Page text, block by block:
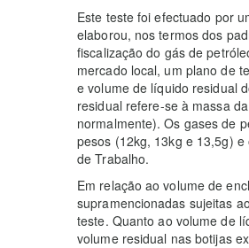
Este teste foi efectuado por
elaborou, nos termos dos
fiscalização do gás de
mercado local, um plano de
e volume de líquido residual
residual refere-se à massa
normalmente). Os gases de
pesos (12kg, 13kg e 13,5g)
de Trabalho.
Em relação ao volume de
supramencionadas sujeitas
teste. Quanto ao volume de
volume residual nas botijas